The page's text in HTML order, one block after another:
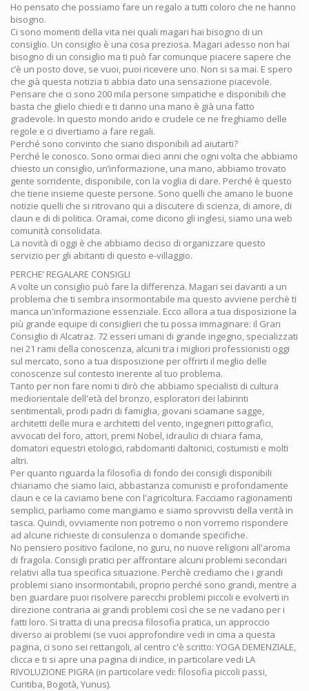
Ho pensato che possiamo fare un regalo a tutti coloro che ne hanno
bisogno.
Ci sono momenti della vita nei quali magari hai bisogno di un
consiglio. Un consiglio è una cosa preziosa. Magari adesso non hai
bisogno di un consiglio ma ti può far comunque piacere sapere che
c’è un posto dove, se vuoi, puoi ricevere uno. Non si sa mai. E spero
che già questa notizia ti abbia dato una sensazione piacevole.
Pensare che ci sono 200 mila persone simpatiche e disponibili che
basta che glielo chiedi e ti danno una mano è già una fatto
gradevole. In questo mondo arido e crudele ce ne freghiamo delle
regole e ci divertiamo a fare regali.
Perché sono convinto che siano disponibili ad aiutarti?
Perché le conosco. Sono ormai dieci anni che ogni volta che abbiamo
chiesto un consiglio, un’informazione, una mano, abbiamo trovato
gente sorridente, disponibile, con la voglia di dare. Perché è questo
che tiene insieme queste persone. Sono quelli che amano le buone
notizie quelli che si ritrovano qui a discutere di scienza, di amore, di
claun e di di politica. Oramai, come dicono gli inglesi, siamo una web
comunità consolidata.
La novità di oggi è che abbiamo deciso di organizzare questo
servizio per gli abitanti di questo e-villaggio.
PERCHE’ REGALARE CONSIGLI
A volte un consiglio può fare la differenza. Magari sei davanti a un
problema che ti sembra insormontabile ma questo avviene perchè ti
manca un'informazione essenziale. Ecco allora a tua disposizione la
più grande equipe di consiglieri che tu possa immaginare: il Gran
Consiglio di Alcatraz. 72 esseri umani di grande ingegno, specializzati
nei 21 rami della conoscenza, alcuni tra i migliori professionisti oggi
sul mercato, sono a tua disposizione per offrirti il meglio delle
conoscenze sul contesto inerente al tuo problema.
Tanto per non fare nomi ti dirò che abbiamo specialisti di cultura
mediorientale dell'età del bronzo, esploratori dei labirinti
sentimentali, prodi padri di famiglia, giovani sciamane sagge,
architetti delle mura e architetti del vento, ingegneri pittografici,
avvocati del foro, attori, premi Nobel, idraulici di chiara fama,
domatori equestri etologici, rabdomanti daltonici, costumisti e molti
altri.
Per quanto riguarda la filosofia di fondo dei consigli disponibili
chiariamo che siamo laici, abbastanza comunisti e profondamente
claun e ce la caviamo bene con l'agricoltura. Facciamo ragionamenti
semplici, parliamo come mangiamo e siamo sprovvisti della verità in
tasca. Quindi, ovviamente non potremo o non vorremo rispondere
ad alcune richieste di consulenza o domande specifiche.
No pensiero positivo facilone, no guru, no nuove religioni all'aroma
di fragola. Consigli pratici per affrontare alcuni problemi secondari
relativi alla tua specifica situazione. Perchè crediamo che i grandi
problemi siano insormontabili, proprio perché sono grandi, mentre a
ben guardare puoi risolvere parecchi problemi piccoli e evolverti in
direzione contraria ai grandi problemi così che se ne vadano per i
fatti loro. Si tratta di una precisa filosofia pratica, un approccio
diverso ai problemi (se vuoi approfondire vedi in cima a questa
pagina, ci sono sei rettangoli, al centro c'è scritto: YOGA DEMENZIALE,
clicca e ti si apre una pagina di indice, in particolare vedi LA
RIVOLUZIONE PIGRA (in particolare vedi: filosofia piccoli passi,
Curitiba, Bogotà, Yunus).